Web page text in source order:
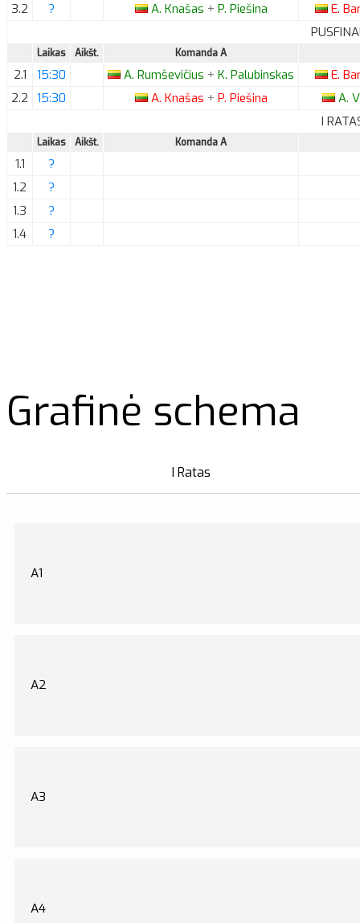
3.2
? A. Knašas + P. Piešina E.
Laikas Aikšt. Komanda A
2.1 15:30 A. Rumševičius + K. Palubinskas E.
2.2 15:30 A. Knašas + P. Piešina A.
I
Laikas Aikšt. Komanda A
1.1
?
1.2
?
1.3
?
1.4
?
Grafinė schema
I Ratas
A1
A2
A3
A4